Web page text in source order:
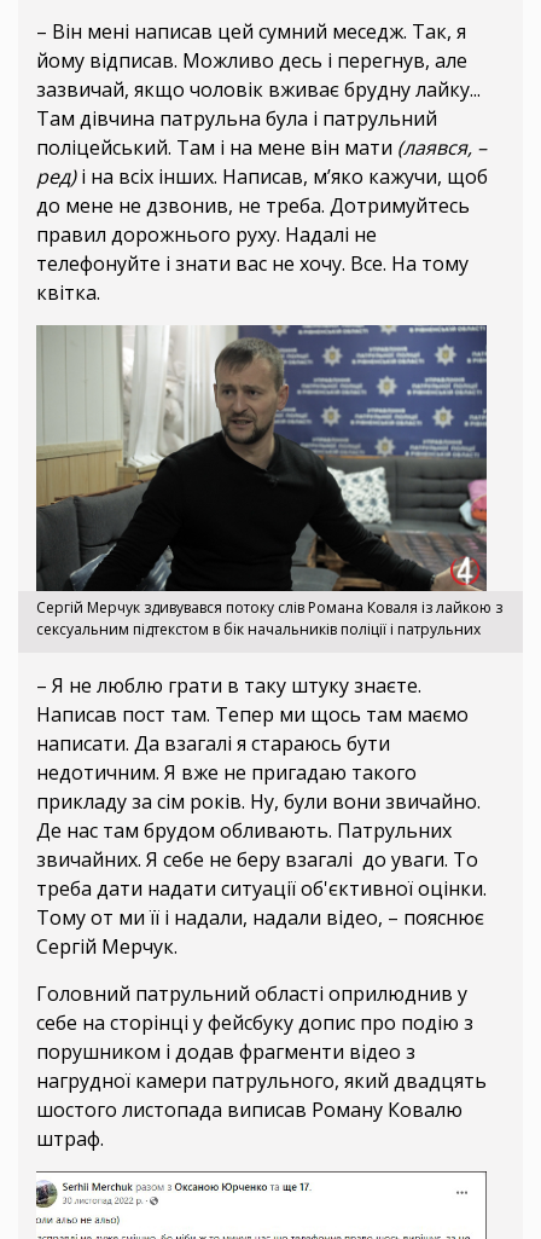
– Він мені написав цей сумний меседж. Так, я
йому відписав. Можливо десь і перегнув, але
зазвичай, якщо чоловік вживає брудну лайку...
Там дівчина патрульна була і патрульний
поліцейський. Там і на мене він мати (лаявся, –
ред)і на всіх інших. Написав, м’яко кажучи, щоб
до мене не дзвонив, не треба. Дотримуйтесь
правил дорожнього руху. Надалі не
телефонуйте і знати вас не хочу. Все. На тому
квітка.
Сергій Мерчук здивувався потоку слів Романа Коваля із лайкою з
сексуальним підтекстом в бік начальників поліції і патрульних
– Я не люблю грати в таку штуку знаєте.
Написав пост там. Тепер ми щось там маємо
написати. Да взагалі я стараюсь бути
недотичним. Я вже не пригадаю такого
прикладу за сім років. Ну, були вони звичайно.
Де нас там брудом обливають. Патрульних
звичайних. Я себе не беру взагалі до уваги. То
треба дати надати ситуації об'єктивної оцінки.
Тому от ми її і надали, надали відео, – пояснює
Сергій Мерчук.
Головний патрульний області оприлюднив у
себе на сторінці у фейсбуку допис про подію з
порушником і додав фрагменти відео з
нагрудної камери патрульного, який двадцять
шостого листопада виписав Роману Ковалю
штраф.